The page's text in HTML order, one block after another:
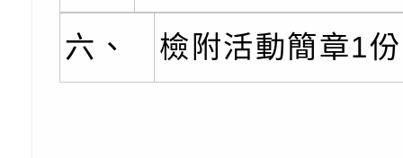
學）辦理「115年度
題融入教學－國民中
字稿及LCD託播圖片
檢送桃園市政府LED
字稿及LCD託播影（
國家發展委員會檔案
六、 檢附活動簡章1